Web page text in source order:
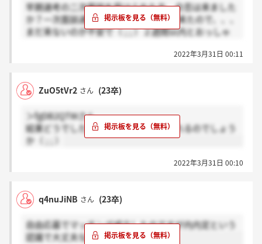
早期選考の二次面談を受けられた方、合否は来ました
か？一次面談通過の時は2,3日で合否が来たので、、、
まだ来ないのが不安で（ ; ; ）２週間以内とおっしゃ
2022年3月31日 00:11
ZuO5tVr2 さん (23卒)
＞fgDB2QTWさん
結果どうでしたか？返事が遅いと祈られるのでしょう
か（ ; ; ）
2022年3月31日 00:10
q4nuJiNB さん (23卒)
自由応募でマッチング成立したのですが内内定という
認識で大丈夫なのでしょうか、、、